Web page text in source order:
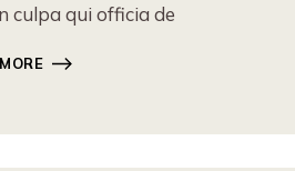
culpa qui officia de